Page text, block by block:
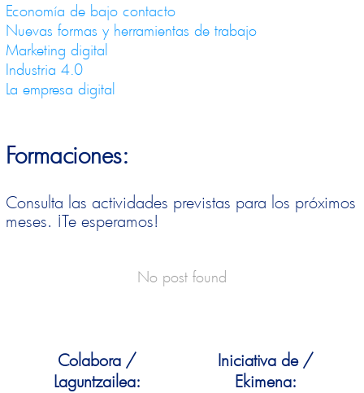
Economía de bajo contacto
Nuevas formas y herramientas de trabajo
Marketing digital
Industria 4.0
La empresa digital
Formaciones:
Consulta las actividades previstas para los próximos
meses. ¡Te esperamos!
No post found
Colabora /
Laguntzailea:
Iniciativa de /
Ekimena: